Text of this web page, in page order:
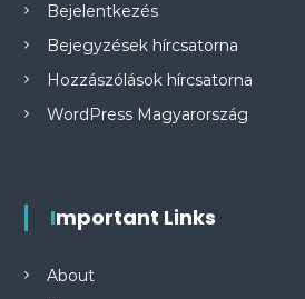
Bejelentkezés
Bejegyzések hírcsatorna
Hozzászólások hírcsatorna
WordPress Magyarország
Important Links
About